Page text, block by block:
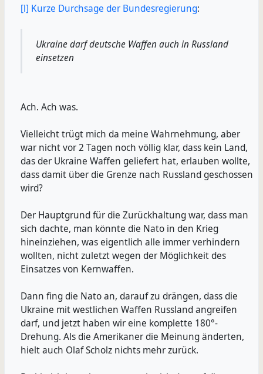
[l] Kurze Durchsage der Bundesregierung:
Ukraine darf deutsche Waffen auch in Russland
einsetzen
Ach. Ach was.
Vielleicht trügt mich da meine Wahrnehmung, aber
war nicht vor 2 Tagen noch völlig klar, dass kein Land,
das der Ukraine Waffen geliefert hat, erlauben wollte,
dass damit über die Grenze nach Russland geschossen
wird?
Der Hauptgrund für die Zurückhaltung war, dass man
sich dachte, man könnte die Nato in den Krieg
hineinziehen, was eigentlich alle immer verhindern
wollten, nicht zuletzt wegen der Möglichkeit des
Einsatzes von Kernwaffen.
Dann fing die Nato an, darauf zu drängen, dass die
Ukraine mit westlichen Waffen Russland angreifen
darf, und jetzt haben wir eine komplette 180°-
Drehung. Als die Amerikaner die Meinung änderten,
hielt auch Olaf Scholz nichts mehr zurück.